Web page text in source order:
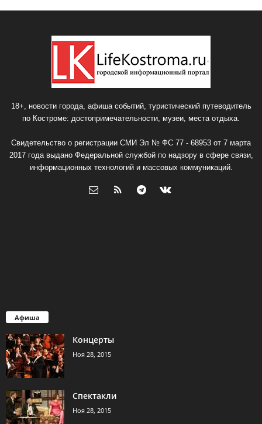
18+, новости города, афиша событий, туристический путеводитель
по Костроме: достопримечательности, музеи, места отдыха.
Свидетельство о регистрации СМИ Эл № ФС 77 - 68953 от 7 марта
2017 года выдано Федеральной службой по надзору в сфере связи,
информационных технологий и массовых коммуникаций.
Афиша
Концерты
Ноя 28, 2015
Спектакли
Ноя 28, 2015